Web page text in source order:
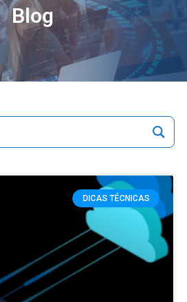
Blog
DICAS TÉCNICAS